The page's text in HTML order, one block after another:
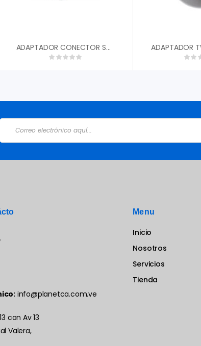
ADAPTADOR CONECTOR SMA A CONECTOR CISCO ROUTER LP-4710 LANPRO
info@planetca.com.ve
con Av 13
Valera,
Menu
Inicio
Nosotros
Servicios
Tienda